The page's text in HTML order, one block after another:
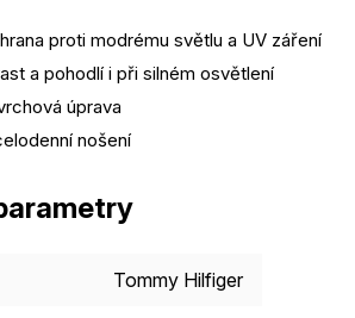
proti modrému světlu a UV záření
a pohodlí i při silném osvětlení
úprava
nošení
Tommy Hilfiger